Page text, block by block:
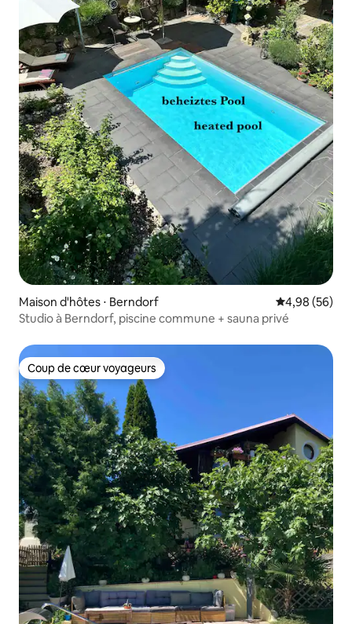
Maison d'hôtes ⋅ Berndorf Évaluation
4,98 (56)
Studio à Berndorf, piscine commune + sauna privé
Coup de cœur voyageurs
Coup de cœur voyageurs